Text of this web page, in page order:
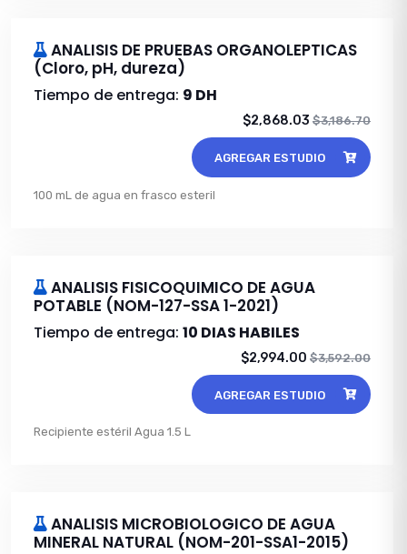
ANALISIS DE PRUEBAS ORGANOLEPTICAS
(Cloro, pH, dureza)
Tiempo de entrega: 9 DH
$2,868.03 $3,186.70
AGREGAR ESTUDIO
100 mL de agua en frasco esteril
ANALISIS FISICOQUIMICO DE AGUA
POTABLE (NOM-127-SSA 1-2021)
Tiempo de entrega: 10 DIAS HABILES
$2,994.00 $3,592.00
AGREGAR ESTUDIO
Recipiente estéril Agua 1.5 L
ANALISIS MICROBIOLOGICO DE AGUA
MINERAL NATURAL (NOM-201-SSA1-2015)